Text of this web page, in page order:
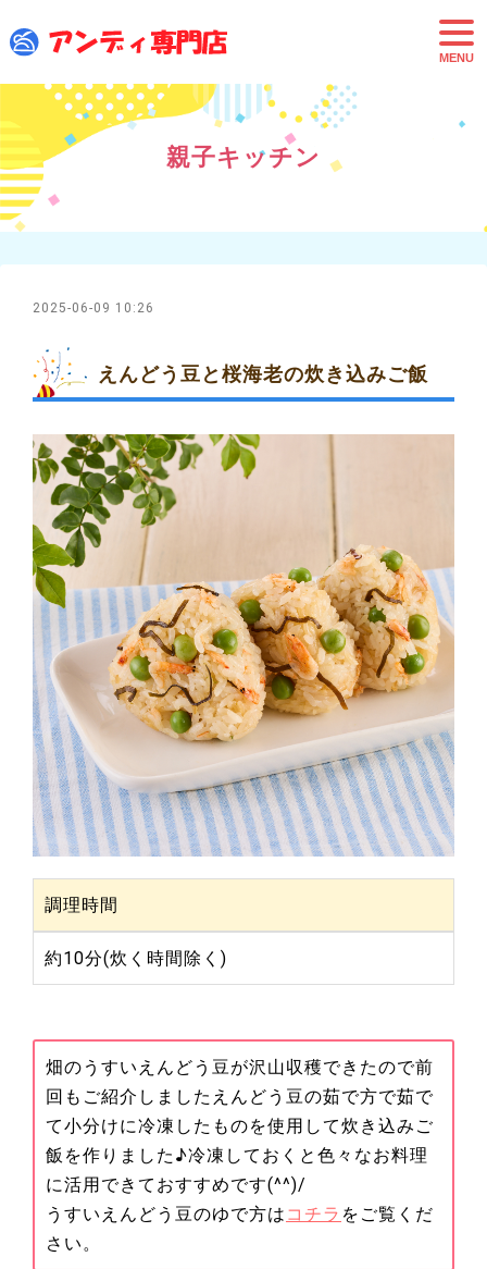
t
o
g
n
親子キッチン
2025-06-09 10:26
えんどう豆と桜海老の炊き込みご飯
調理時間
約10分(炊く時間除く)
畑のうすいえんどう豆が沢山収穫できたので前
回もご紹介しましたえんどう豆の茹で方で茹で
て小分けに冷凍したものを使用して炊き込みご
飯を作りました♪冷凍しておくと色々なお料理
に活用できておすすめです(^^)/
うすいえんどう豆のゆで方は コチラ をご覧くだ
さい。